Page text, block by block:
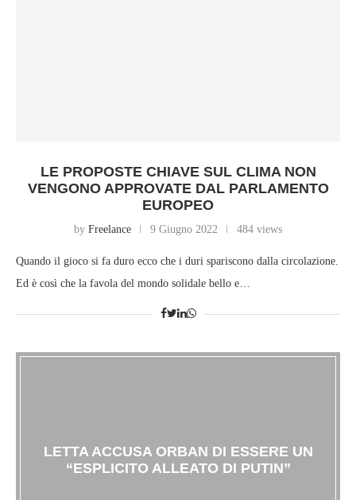
LE PROPOSTE CHIAVE SUL CLIMA NON
VENGONO APPROVATE DAL PARLAMENTO
EUROPEO
by Freelance 9 Giugno 2022 484 views
Quando il gioco si fa duro ecco che i duri spariscono dalla circolazione.
Ed è così che la favola del mondo solidale bello e…
LETTA ACCUSA ORBAN DI ESSERE UN
“ESPLICITO ALLEATO DI PUTIN”